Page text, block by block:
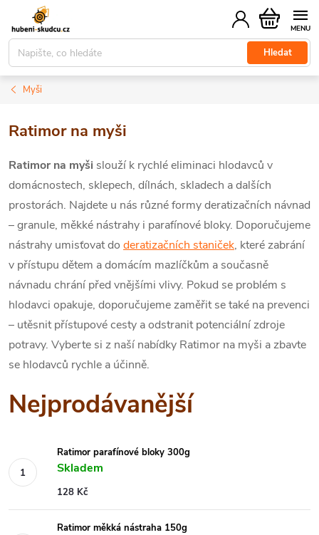
obsah
Hledat
Nákupní
košík
Myši
Ratimor na myši
Ratimor na myši slouží k rychlé eliminaci hlodavců v
domácnostech, sklepech, dílnách, skladech a dalších
prostorách. Najdete u nás různé formy deratizačních návnad
– granule, měkké nástrahy i parafínové bloky. Doporučujeme
nástrahy umisťovat do deratizačních staniček, které zabrání
v přístupu dětem a domácím mazlíčkům a současně
návnadu chrání před vnějšími vlivy. Pokud se problém s
hlodavci opakuje, doporučujeme zaměřit se také na prevenci
– utěsnit přístupové cesty a odstranit potenciální zdroje
potravy. Vyberte si z naší nabídky Ratimor na myši a zbavte
se hlodavců rychle a účinně.
Nejprodávanější
Ratimor parafínové bloky 300g
Skladem
128 Kč
Ratimor měkká nástraha 150g